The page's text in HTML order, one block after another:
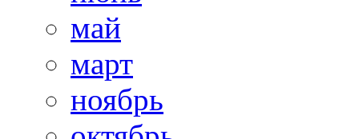
май
март
ноябрь